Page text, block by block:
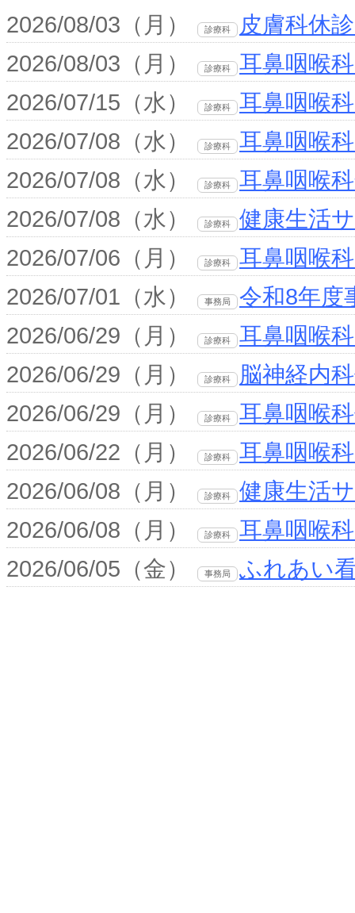
2026/08/03（月） 診療科
皮膚科休
2026/08/03（月）
診療科
耳鼻咽喉
2026/07/15（水）
診療科
耳鼻咽喉
2026/07/08（水）
診療科
耳鼻咽喉
2026/07/08（水）
診療科
耳鼻咽喉
2026/07/08（水）
診療科
健康生活
2026/07/06（月）
診療科
耳鼻咽喉
2026/07/01（水）
事務局
令和8年度
2026/06/29（月）
診療科
耳鼻咽喉
2026/06/29（月）
診療科
脳神経内
2026/06/29（月）
診療科
耳鼻咽喉
2026/06/22（月）
診療科
耳鼻咽喉
2026/06/08（月）
診療科
健康生活
2026/06/08（月）
診療科
耳鼻咽喉
2026/06/05（金）
事務局 ふれあい